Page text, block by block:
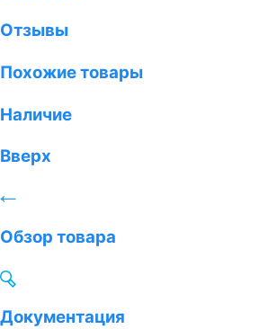
Отзывы
Похожие товары
Наличие
Вверх
Обзор товара
Документация